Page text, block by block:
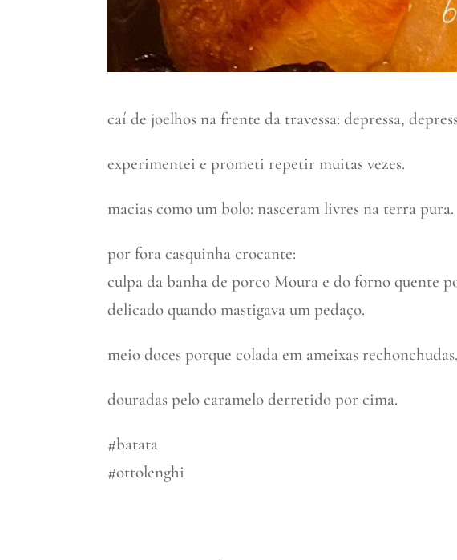
caí de joelhos na frente da travessa: depressa,
experimentei e prometi repetir muitas vezes.
macias como um bolo: nasceram livres na terra pura.
por fora casquinha crocante:
culpa da banha de porco Moura e do forno quente
delicado quando mastigava um pedaço.
meio doces porque colada em ameixas rechonchudas.
douradas pelo caramelo derretido por cima.
#batata
#ottolenghi